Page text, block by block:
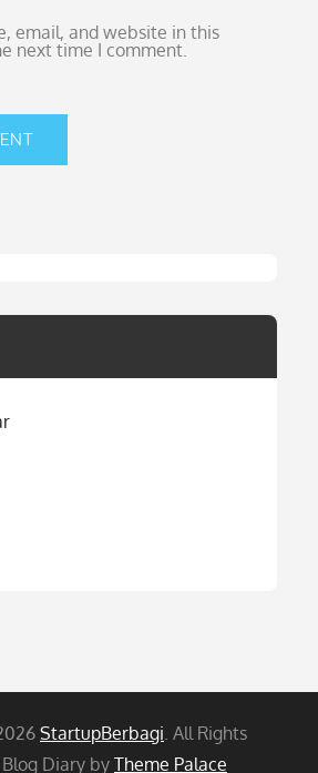
email, and website in this
next time I comment.
StartupBerbagi. All Rights
Diary byTheme Palace